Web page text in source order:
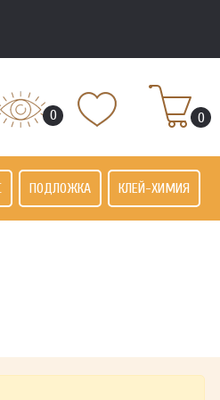
0 0
ПОДЛОЖКА КЛЕЙ-ХИМИЯ